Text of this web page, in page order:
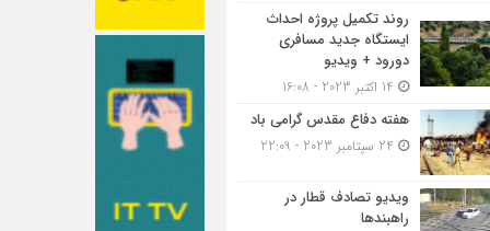
روند تکمیل پروژه احداث
ایستگاه جدید مسافری
دورود + ویدیو
هفته دفاع مقدس گرامی باد
ویدیو تصادف قطار در
راهبندها